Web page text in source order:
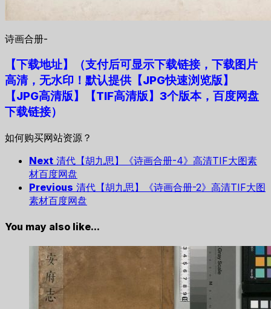
诗画合册-
【下载地址】
（支付后可显示下载链接，下载图片
高清，无水印！默认提供【JPG快速浏览版】
【JPG高清版】【TIF高清版】3个版本，百度网盘
下载链接）
如何购买网站资源？
Next 清代【胡九思】《诗画合册-4》高清TIF大图素
材百度网盘
Previous 清代【胡九思】《诗画合册-2》高清TIF大图
素材百度网盘
You may also like...